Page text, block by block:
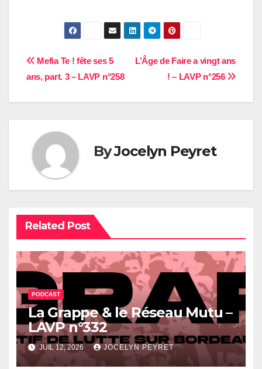
Navigation
de
L’Âge de Faire a vingt ans
! – LAVP n°256
Mefia Te ! fête ses 5
ans, part. 3 – LAVP n°258
ByJocelyn Peyret
Related Post
PODCAST
La Grappe & le Réseau Mutu –
LAVP n°332
JUIL 12, 2026 JOCELYN PEYRET